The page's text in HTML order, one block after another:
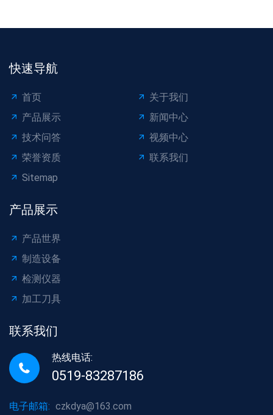
快速导航
首页
关于我们
产品展示
新闻中心
技术问答
视频中心
荣誉资质
联系我们
Sitemap
产品展示
产品世界
制造设备
检测仪器
加工刀具
联系我们
热线电话:
0519-83287186
电子邮箱: czkdya@163.com